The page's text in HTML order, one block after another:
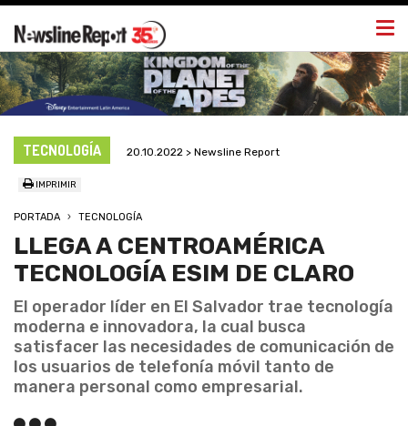
TECNOLOGÍA 20.10.2022 > Newsline Report
IMPRIMIR
PORTADA TECNOLOGÍA
LLEGA A CENTROAMÉRICA
TECNOLOGÍA ESIM DE CLARO
El operador líder en El Salvador trae tecnología
moderna e innovadora, la cual busca
satisfacer las necesidades de comunicación de
los usuarios de telefonía móvil tanto de
manera personal como empresarial.